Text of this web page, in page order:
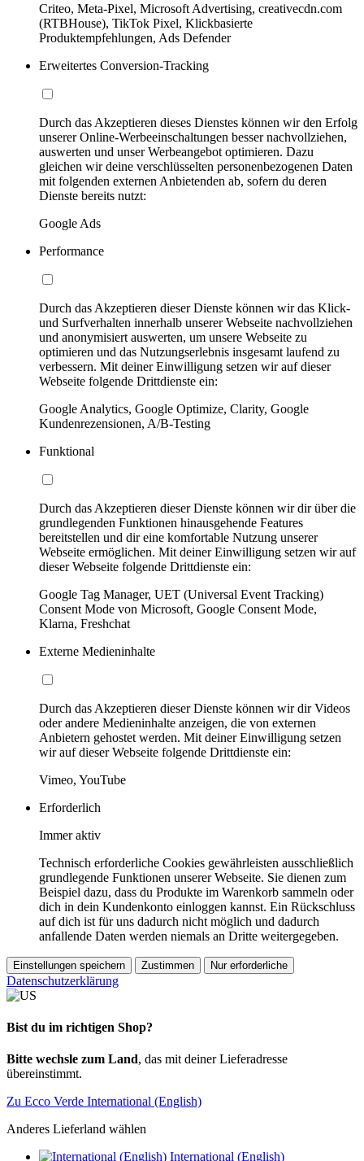
Criteo, Meta-Pixel, Microsoft Advertising, creativecdn.com
(RTBHouse), TikTok Pixel, Klickbasierte
Produktempfehlungen, Ads Defender
Erweitertes Conversion-Tracking
Durch das Akzeptieren dieses Dienstes können wir den Erfolg
unserer Online-Werbeeinschaltungen besser nachvollziehen,
auswerten und unser Werbeangebot optimieren. Dazu
gleichen wir deine verschlüsselten personenbezogenen Daten
mit folgenden externen Anbietenden ab, sofern du deren
Dienste bereits nutzt:
Google Ads
Performance
Durch das Akzeptieren dieser Dienste können wir das Klick-
und Surfverhalten innerhalb unserer Webseite nachvollziehen
und anonymisiert auswerten, um unsere Webseite zu
optimieren und das Nutzungserlebnis insgesamt laufend zu
verbessern. Mit deiner Einwilligung setzen wir auf dieser
Webseite folgende Drittdienste ein:
Google Analytics, Google Optimize, Clarity, Google
Kundenrezensionen, A/B-Testing
Funktional
Durch das Akzeptieren dieser Dienste können wir dir über die
grundlegenden Funktionen hinausgehende Features
bereitstellen und dir eine komfortable Nutzung unserer
Webseite ermöglichen. Mit deiner Einwilligung setzen wir auf
dieser Webseite folgende Drittdienste ein:
Google Tag Manager, UET (Universal Event Tracking)
Consent Mode von Microsoft, Google Consent Mode,
Klarna, Freshchat
Externe Medieninhalte
Durch das Akzeptieren dieser Dienste können wir dir Videos
oder andere Medieninhalte anzeigen, die von externen
Anbietern gehostet werden. Mit deiner Einwilligung setzen
wir auf dieser Webseite folgende Drittdienste ein:
Vimeo, YouTube
Erforderlich
Immer aktiv
Technisch erforderliche Cookies gewährleisten ausschließlich
grundlegende Funktionen unserer Webseite. Sie dienen zum
Beispiel dazu, dass du Produkte im Warenkorb sammeln oder
dich in dein Kundenkonto einloggen kannst. Ein Rückschluss
auf dich ist für uns dadurch nicht möglich und dadurch
anfallende Daten werden niemals an Dritte weitergegeben.
Einstellungen speichern Zustimmen Nur erforderliche
Datenschutzerklärung
Bist du im richtigen Shop?
Bitte wechsle zum Land, das mit deiner Lieferadresse
übereinstimmt.
Zu Ecco Verde International (English)
Anderes Lieferland wählen
International (English)